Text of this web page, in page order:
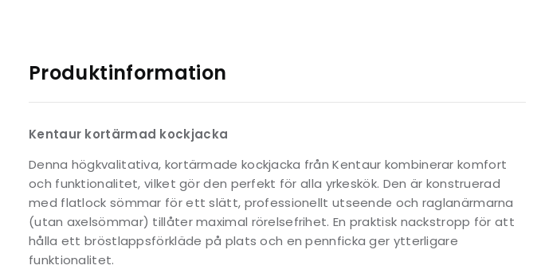
Produktinformation
Kentaur kortärmad kockjacka
Denna högkvalitativa, kortärmade kockjacka från Kentaur kombinerar komfort
och funktionalitet, vilket gör den perfekt för alla yrkeskök. Den är konstruerad
med flatlock sömmar för ett slätt, professionellt utseende och raglanärmarna
(utan axelsömmar) tillåter maximal rörelsefrihet. En praktisk nackstropp för att
hålla ett bröstlappsförkläde på plats och en pennficka ger ytterligare
funktionalitet.